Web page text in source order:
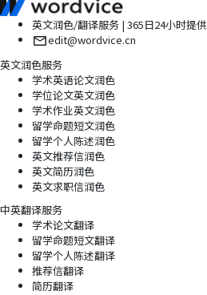
英文润色/翻译服务 | 365日24小时提供
edit@wordvice.cn
英文润色服务
学术英语论文润色
学位论文英文润色
学术作业英文润色
留学命题短文润色
留学个人陈述润色
英文推荐信润色
英文简历润色
英文求职信润色
中英翻译服务
学术论文翻译
留学命题短文翻译
留学个人陈述翻译
推荐信翻译
简历翻译